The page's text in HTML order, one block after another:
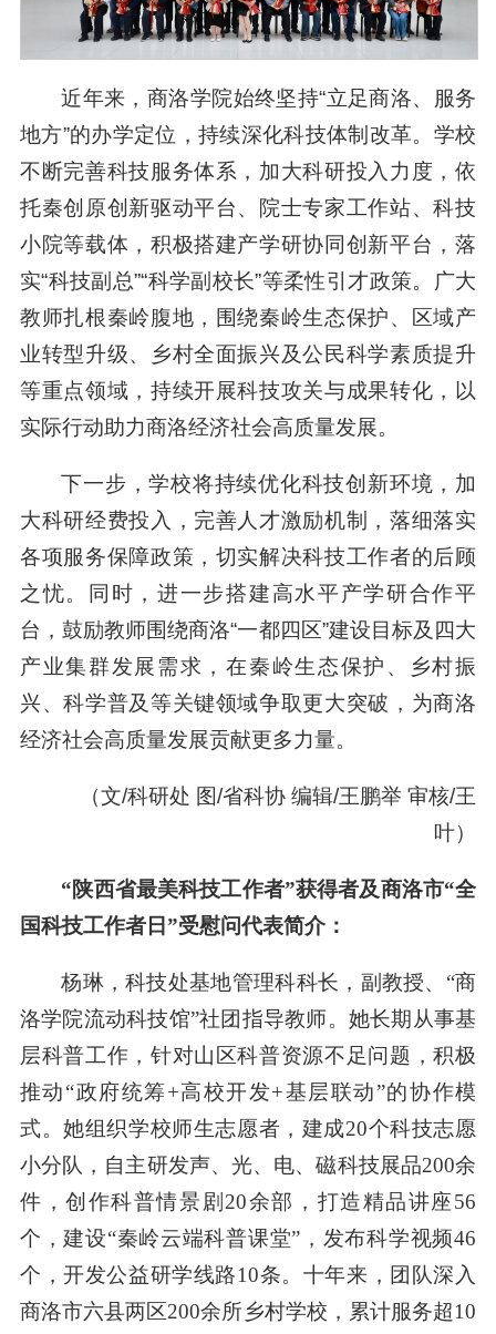
近年来，商洛学院始终坚持“立足商洛、服务
地方”的办学定位，持续深化科技体制改革。学校
不断完善科技服务体系，加大科研投入力度，依
托秦创原创新驱动平台、院士专家工作站、科技
小院等载体，积极搭建产学研协同创新平台，落
实“科技副总”“科学副校长”等柔性引才政策。广大
教师扎根秦岭腹地，围绕秦岭生态保护、区域产
业转型升级、乡村全面振兴及公民科学素质提升
等重点领域，持续开展科技攻关与成果转化，以
实际行动助力商洛经济社会高质量发展。
下一步，学校将持续优化科技创新环境，加
大科研经费投入，完善人才激励机制，落细落实
各项服务保障政策，切实解决科技工作者的后顾
之忧。同时，进一步搭建高水平产学研合作平
台，鼓励教师围绕商洛“一都四区”建设目标及四大
产业集群发展需求，在秦岭生态保护、乡村振
兴、科学普及等关键领域争取更大突破，为商洛
经济社会高质量发展贡献更多力量。
（文/科研处 图/省科协 编辑/王鹏举 审核/王
叶）
“陕西省最美科技工作者”获得者及商洛市“全
国科技工作者日”受慰问代表简介：
杨琳，科技处基地管理科科长，副教授、“商
洛学院流动科技馆”社团指导教师。她长期从事基
层科普工作，针对山区科普资源不足问题，积极
推动“政府统筹+高校开发+基层联动”的协作模
式。她组织学校师生志愿者，建成20个科技志愿
小分队，自主研发声、光、电、磁科技展品200余
件，创作科普情景剧20余部，打造精品讲座56
个，建设“秦岭云端科普课堂”，发布科学视频46
个，开发公益研学线路10条。十年来，团队深入
商洛市六县两区200余所乡村学校，累计服务超10